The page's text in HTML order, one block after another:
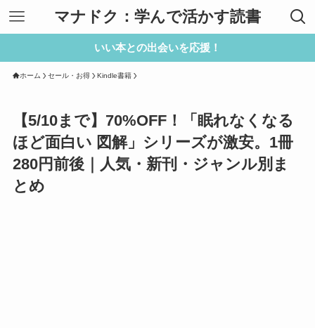
マナドク：学んで活かす読書
いい本との出会いを応援！
ホーム セール・お得 Kindle書籍
【5/10まで】70%OFF！「眠れなくなる
ほど面白い 図解」シリーズが激安。1冊
280円前後｜人気・新刊・ジャンル別ま
とめ